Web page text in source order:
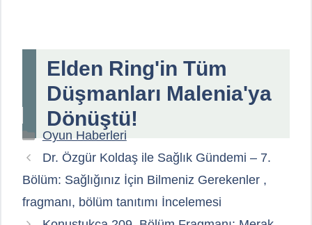
Elden Ring'in Tüm
Düşmanları Malenia'ya
Dönüştü!
Kategoriler
Oyun Haberleri
Dr. Özgür Koldaş ile Sağlık Gündemi – 7.
Bölüm: Sağlığınız İçin Bilmeniz Gerekenler ,
fragmanı, bölüm tanıtımı İncelemesi